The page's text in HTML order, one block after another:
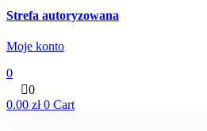
Strefa autoryzowana
Moje konto
0
0
0.00 zł 0 Cart